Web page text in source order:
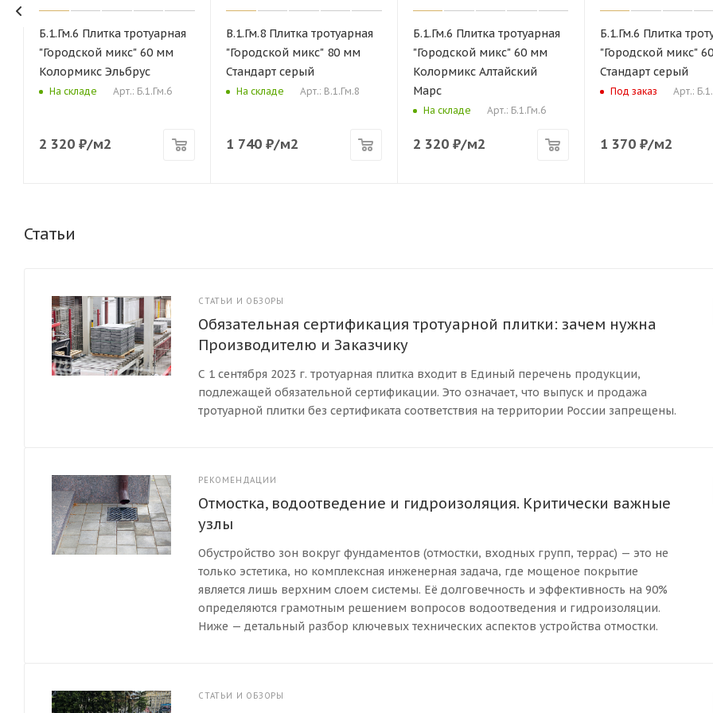
Б.1.Гм.6 Плитка тротуарная
"Городской микс" 60 мм
Колормикс Эльбрус
На складе Арт.: Б.1.Гм.6
2 320 ₽/м2
В.1.Гм.8 Плитка тротуарная
"Городской микс" 80 мм
Стандарт серый
На складе Арт.: В.1.Гм.8
1 740 ₽/м2
Б.1.Гм.6 Плитка тротуарная
"Городской микс" 60 мм
Колормикс Алтайский
Марс
На складе Арт.: Б.1.Гм.6
2 320₽/м2
Б.1.Гм.6 Плитка
"Городской микс"
Стандарт серый
Под заказ Арт.:
1 370₽/м2
Статьи
СТАТЬИ И ОБЗОРЫ
Обязательная сертификация тротуарной плитки: зачем нужна
Производителю и Заказчику
С 1 сентября 2023 г. тротуарная плитка входит в Единый перечень продукции,
подлежащей обязательной сертификации. Это означает, что выпуск и продажа
тротуарной плитки без сертификата соответствия на территории России запрещены.
РЕКОМЕНДАЦИИ
Отмостка, водоотведение и гидроизоляция. Критически важные
узлы
Обустройство зон вокруг фундаментов (отмостки, входных групп, террас) — это не
только эстетика, но комплексная инженерная задача, где мощеное покрытие
является лишь верхним слоем системы. Её долговечность и эффективность на 90%
определяются грамотным решением вопросов водоотведения и гидроизоляции.
Ниже — детальный разбор ключевых технических аспектов устройства отмостки.
СТАТЬИ И ОБЗОРЫ